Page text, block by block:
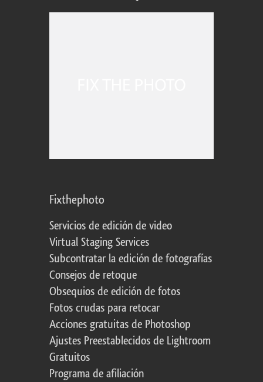
Fixthephoto
Servicios de edición de video
Virtual Staging Services
Subcontratar la edición de fotografías
Consejos de retoque
Obsequios de edición de fotos
Fotos crudas para retocar
Acciones gratuitas de Photoshop
Ajustes Preestablecidos de Lightroom
Gratuitos
Programa de afiliación